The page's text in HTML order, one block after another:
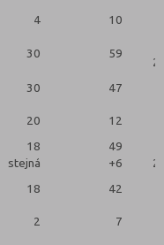
4 10
30 59
2
30 47
20 12
18
stejná
49
+6
2
18 42
2 7